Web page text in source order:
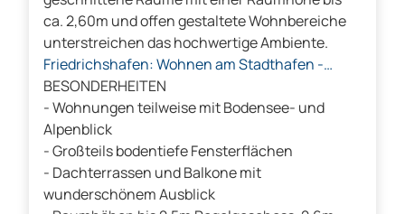
ca. 2,60m und offen gestaltete Wohnbereiche
unterstreichen das hochwertige Ambiente.
Friedrichshafen: Wohnen am Stadthafen -
YouTube
BESONDERHEITEN
- Wohnungen teilweise mit Bodensee- und
Alpenblick
- Großteils bodentiefe Fensterflächen
- Dachterrassen und Balkone mit
wunderschönem Ausblick